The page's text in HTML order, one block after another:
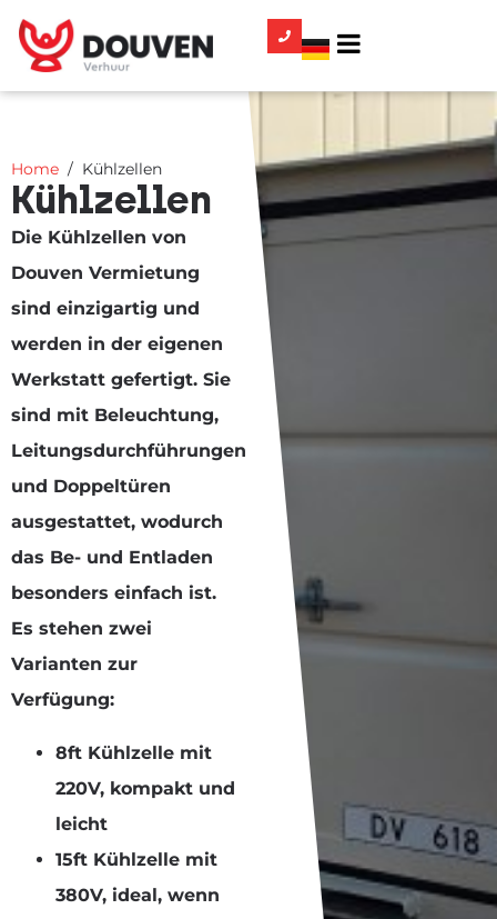
Home Kühlzellen
Kühlzellen
Die Kühlzellen von
Douven Vermietung
sind einzigartig und
werden in der eigenen
Werkstatt gefertigt. Sie
sind mit Beleuchtung,
Leitungsdurchführungen
und Doppeltüren
ausgestattet, wodurch
das Be- und Entladen
besonders einfach ist.
Es stehen zwei
Varianten zur
Verfügung:
8ft Kühlzelle mit
220V, kompakt und
leicht
15ft Kühlzelle mit
380V, ideal, wenn